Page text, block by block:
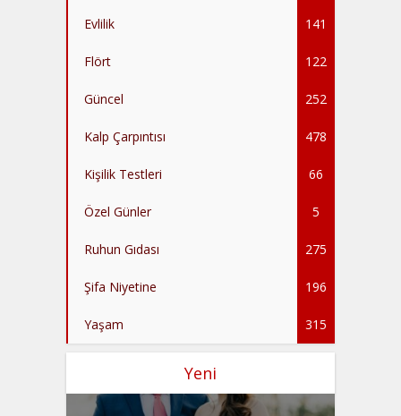
Evlilik 141
Flört 122
Güncel 252
Kalp Çarpıntısı 478
Kişilik Testleri 66
Özel Günler 5
Ruhun Gıdası 275
Şifa Niyetine 196
Yaşam 315
Yeni